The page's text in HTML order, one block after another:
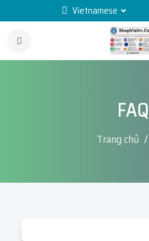
Vietnamese
FAQ
Trang chủ